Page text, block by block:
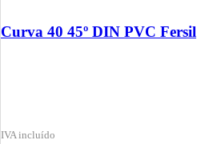
Curva 40 45º DIN PVC Fersil